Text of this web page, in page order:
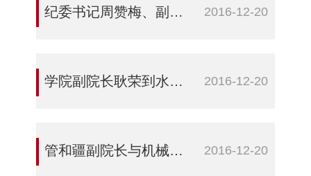
纪委书记周赞梅、副院长李卫与中职分院学生“三进两联一交友”结对子 2016-12-20
学院副院长耿荣到水建分院与学生开展“三进二联一交友”“民族团结一家亲”活动 2016-12-20
管和疆副院长与机械电气工程分院学生开展“民族团结一家亲”“三进两联一交友”结对子活动 2016-12-20